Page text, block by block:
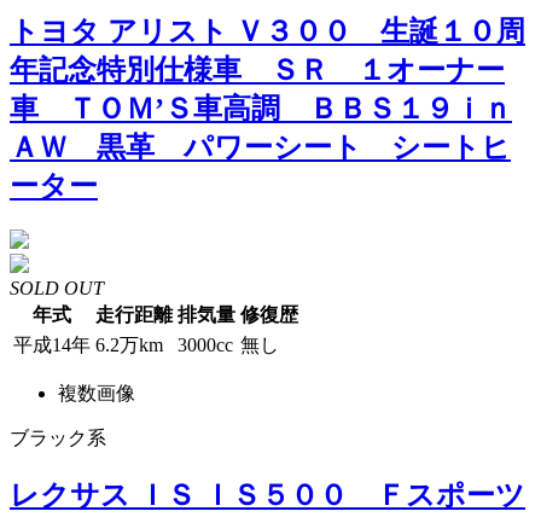
トヨタ アリスト Ｖ３００ 生誕１０周
年記念特別仕様車 ＳＲ １オーナー
車 ＴＯＭ’Ｓ車高調 ＢＢＳ１９ｉｎ
ＡＷ 黒革 パワーシート シートヒ
ーター
SOLD OUT
年式
走行距離 排気量 修復歴
平成14年 6.2万km 3000cc 無し
複数画像
ブラック系
レクサス ＩＳ ＩＳ５００ Ｆスポーツ